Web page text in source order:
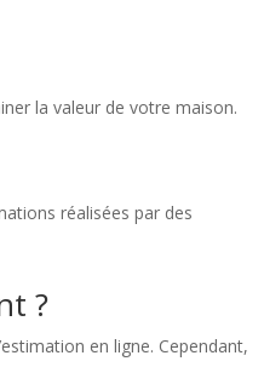
la valeur de votre maison.
réalisées par des
?
en ligne. Cependant,